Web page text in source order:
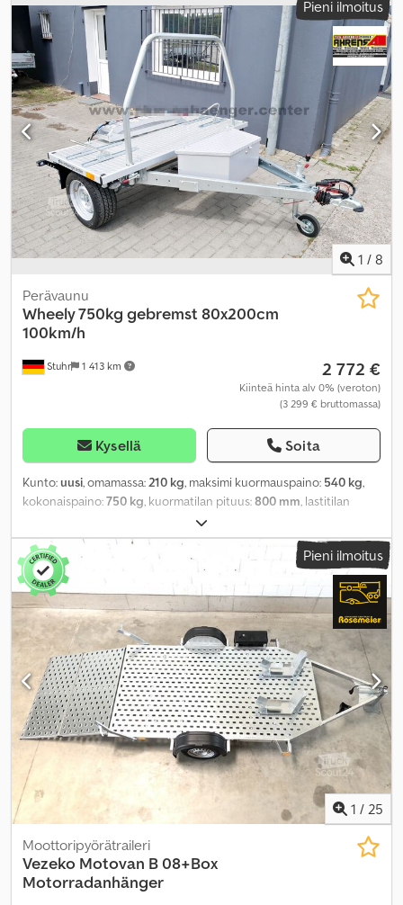
Pieni ilmoitus
1 / 8
Stuhr 1 413 km
Perävaunu
Wheely 750kg gebremst 80x200cm
100km/h
2 772 €
Kiinteä hinta alv 0% (veroton)
(3 299 € bruttomassa)
Kysellä Soita
Kunto:uusi, omamassa:210 kg, maksimi kuormauspaino: 540 kg,
kokonaispaino:750 kg, kuormatilan pituus:800 mm, lastitilan
, renkaan koko:195/50R13C
Pieni ilmoitus
1 / 25
Moottoripyörätraileri
Vezeko Motovan B 08+Box
Motorradanhänger